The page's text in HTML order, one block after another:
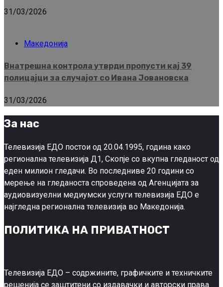
31/03/2026
Македонија
Внатрешна контрола утврди пропусти кај 39
полицајци за случајот со Ивана Јовановска
31/03/2026
За нас
Телевизија ЕДО постои од 20.04.1995, година како
регионална телевизија Д1, Скопје со вкупна гледаност од
еден милион гледачи. Во последниве 20 години со
мерење на гледаноста спроведена од Агенцијата за
аудиовизуелни медиумски услуги телевизија ЕДО е
најгледна регионална телевизија во Македонија.
ПОЛИТИКА НА ПРИВАТНОСТ
Телевизија ЕДО – содржините, графичките и техничките
решенија се заштитени со издавачки и авторски права